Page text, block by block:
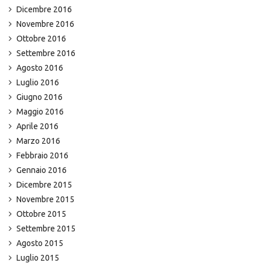
Dicembre 2016
Novembre 2016
Ottobre 2016
Settembre 2016
Agosto 2016
Luglio 2016
Giugno 2016
Maggio 2016
Aprile 2016
Marzo 2016
Febbraio 2016
Gennaio 2016
Dicembre 2015
Novembre 2015
Ottobre 2015
Settembre 2015
Agosto 2015
Luglio 2015